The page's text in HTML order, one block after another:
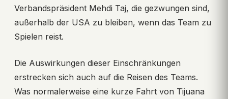
Verbandspräsident Mehdi Taj, die gezwungen sind,
außerhalb der USA zu bleiben, wenn das Team zu
Spielen reist.
Die Auswirkungen dieser Einschränkungen
erstrecken sich auch auf die Reisen des Teams.
Was normalerweise eine kurze Fahrt von Tijuana